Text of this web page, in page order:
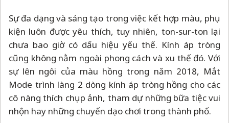
Sự đa dạng và sáng tạo trong việc kết hợp màu, phụ
kiện luôn được yêu thích, tuy nhiên, ton-sur-ton lại
chưa bao giờ có dấu hiệu yếu thế. Kính áp tròng
cũng không nằm ngoài phong cách và xu thế đó. Với
sự lên ngôi của màu hồng trong năm 2018, Mắt
Mode trình làng 2 dòng kính áp tròng hồng cho các
cô nàng thích chụp ảnh, tham dự những bữa tiệc vui
nhộn hay những chuyến dạo chơi trong thành phố.